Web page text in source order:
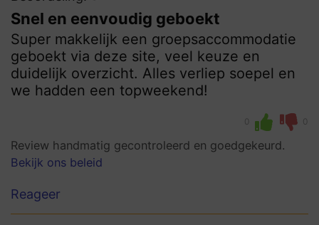
Snel en eenvoudig geboekt
Super makkelijk een groepsaccommodatie
geboekt via deze site, veel keuze en
duidelijk overzicht. Alles verliep soepel en
we hadden een topweekend!
0 0
Review handmatig gecontroleerd en goedgekeurd.
Bekijk ons beleid
Reageer